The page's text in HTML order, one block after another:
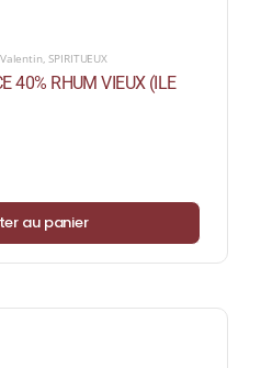
,SPIRITUEUX
40% RHUM VIEUX (ILE
au panier